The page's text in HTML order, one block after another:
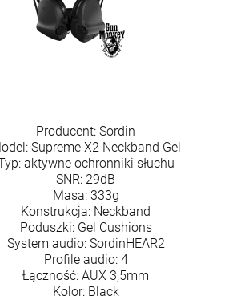
Producent: Sordin
Supreme X2 Neckband Gel
aktywne ochronniki słuchu
SNR: 29dB
Masa: 333g
Konstrukcja: Neckband
Poduszki: Gel Cushions
System audio: SordinHEAR2
Profile audio: 4
Łączność: AUX 3,5mm
Kolor: Black